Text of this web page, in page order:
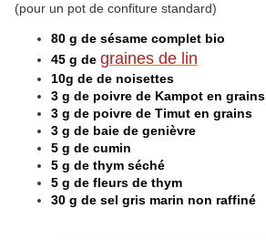
(pour un pot de confiture standard)
80 g de sésame complet bio
45 g de graines de lin
10g de de noisettes
3 g de poivre de Kampot en grains
3 g de poivre de Timut en grains
3 g de baie de genièvre
5 g de cumin
5 g de thym séché
5 g de fleurs de thym
30 g de sel gris marin non raffiné